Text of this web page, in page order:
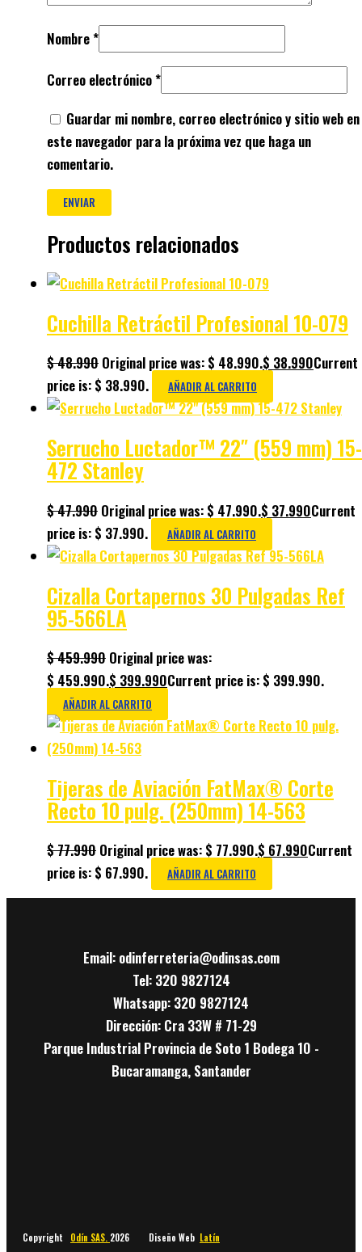
Nombre*
Correo electrónico*
Guardar mi nombre, correo electrónico y sitio web en
este navegador para la próxima vez que haga un
comentario.
Productos relacionados
Cuchilla Retráctil Profesional 10-079
$48.990 Original price was: $ 48.990.$ 38.990Current
price is: $ 38.990.
AÑADIR AL CARRITO
Serrucho Luctador™ 22″ (559 mm) 15-
472 Stanley
$47.990 Original price was: $ 47.990.$ 37.990Current
price is: $ 37.990.
AÑADIR AL CARRITO
Cizalla Cortapernos 30 Pulgadas Ref
95-566LA
$459.990 Original price was:
$ 459.990.$ 399.990Current price is: $ 399.990.
AÑADIR AL CARRITO
Tijeras de Aviación FatMax® Corte
Recto 10 pulg. (250mm) 14-563
$77.990 Original price was: $ 77.990.$ 67.990Current
price is: $ 67.990.
AÑADIR AL CARRITO
Email: odinferreteria@odinsas.com
Tel: 320 9827124
Whatsapp: 320 9827124
Dirección: Cra 33W # 71-29
Parque Industrial Provincia de Soto 1 Bodega 10 -
Bucaramanga, Santander
Copyright Odín SAS. 2026 Diseño Web Latín